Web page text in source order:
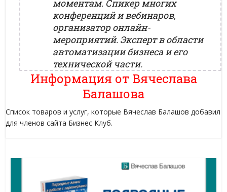
моментам. Спикер многих
конференций и вебинаров,
организатор онлайн-
мероприятий. Эксперт в области
автоматизации бизнеса и его
технической части.
Информация от Вячеслава
Балашова
Список товаров и услуг, которые Вячеслав Балашов добавил
для членов сайта Бизнес Клуб.